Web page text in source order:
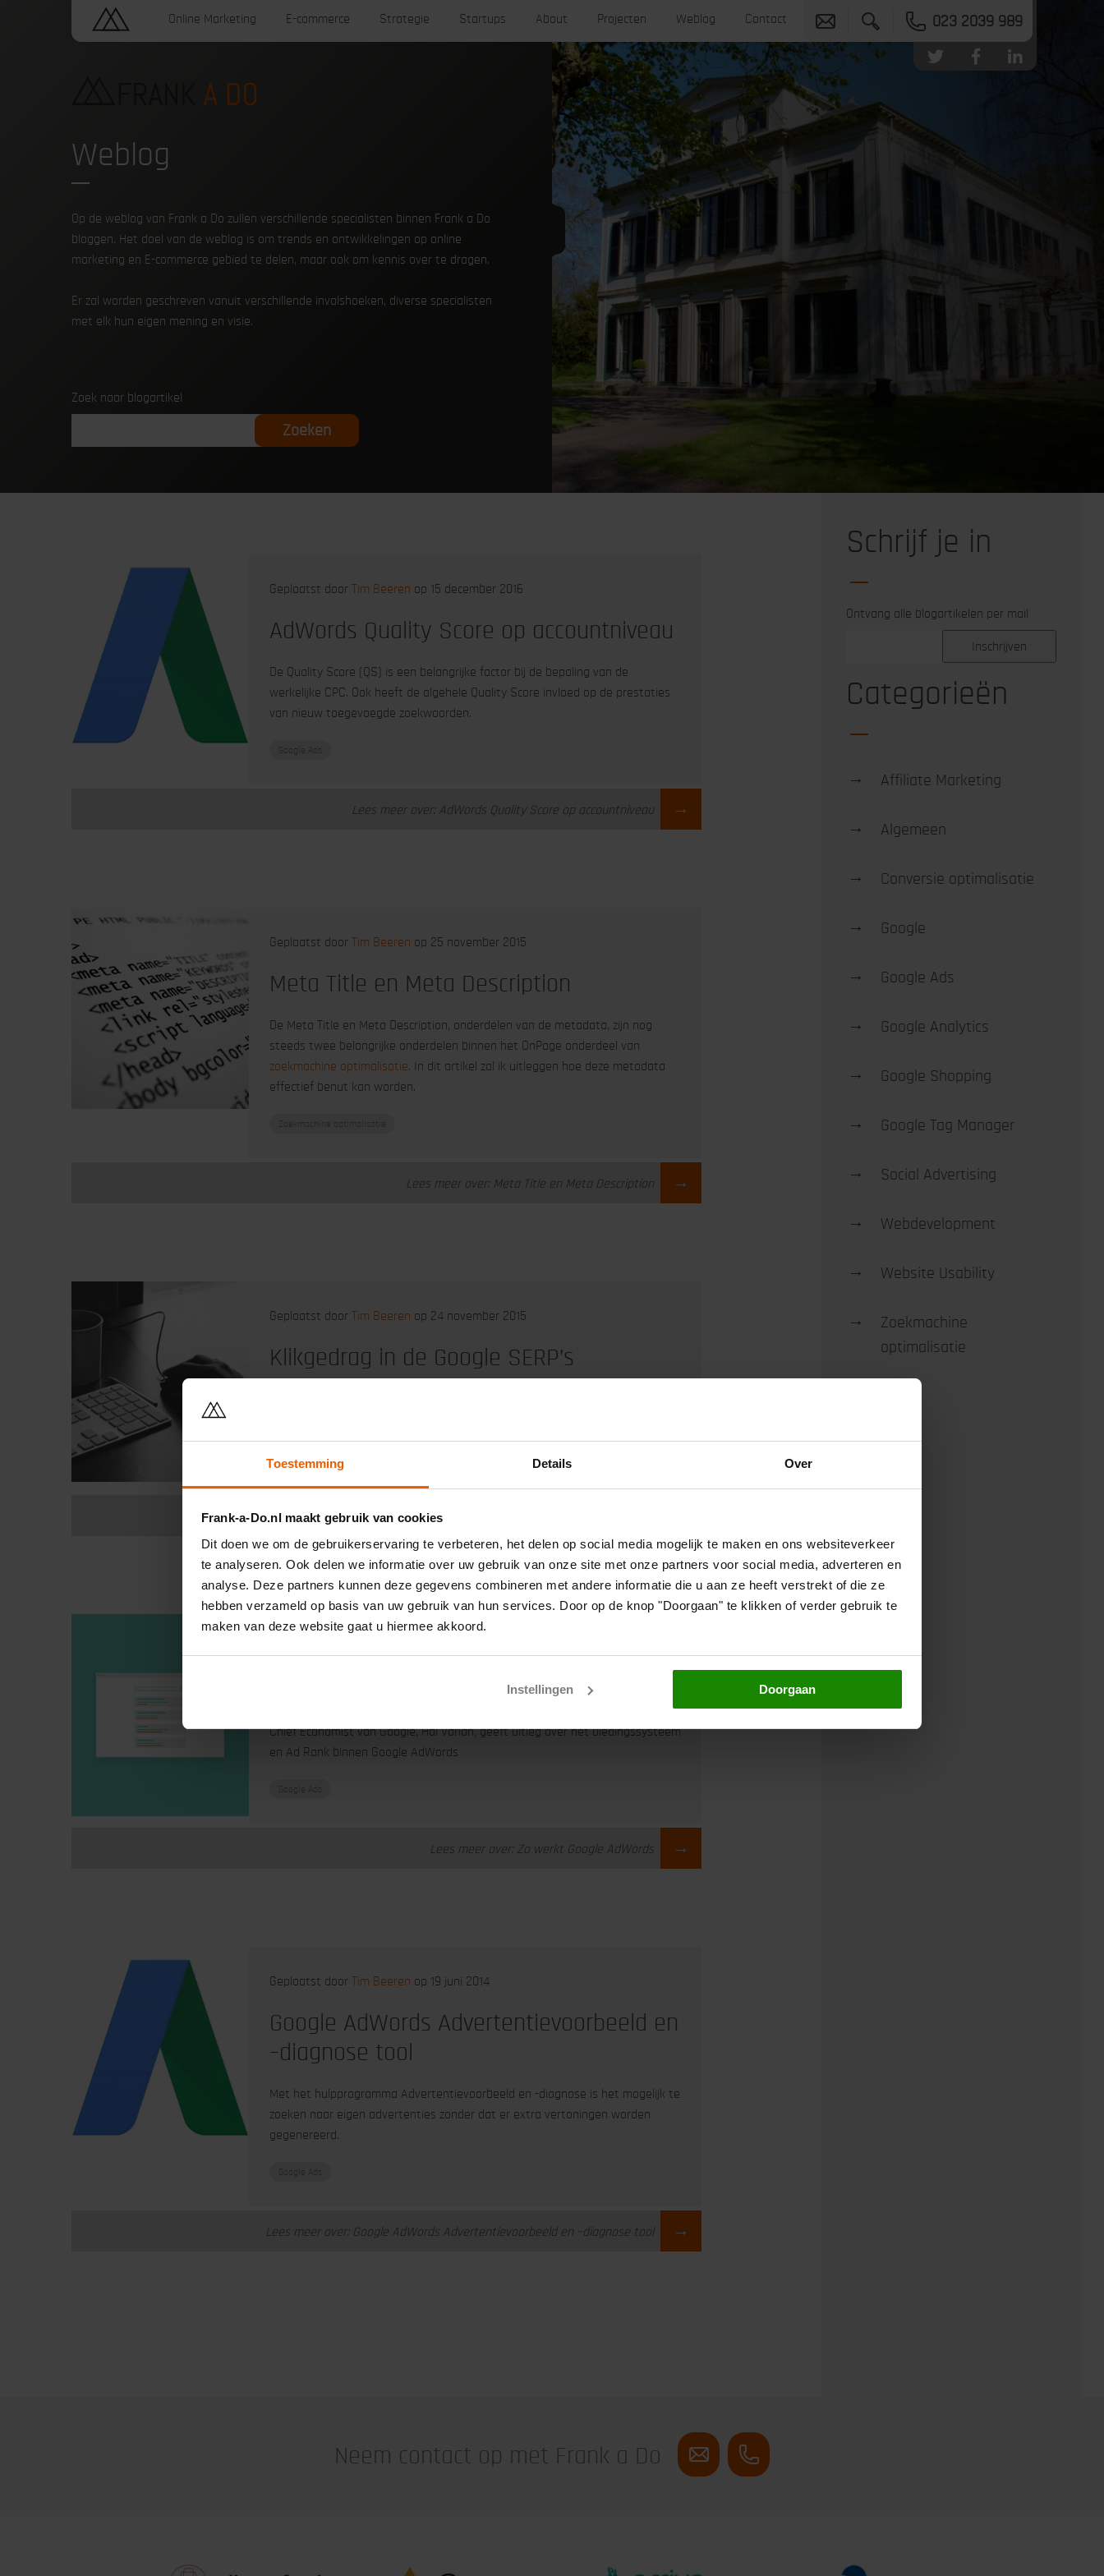
Toestemming Details Over
Frank-a-Do.nl maakt gebruik van cookies
Dit doen we om de gebruikerservaring te verbeteren, het delen op social media mogelijk te maken en ons websiteverkeer
te analyseren. Ook delen we informatie over uw gebruik van onze site met onze partners voor social media, adverteren en
analyse. Deze partners kunnen deze gegevens combineren met andere informatie die u aan ze heeft verstrekt of die ze
hebben verzameld op basis van uw gebruik van hun services. Door op de knop "Doorgaan" te klikken of verder gebruik te
maken van deze website gaat u hiermee akkoord.
Instellingen Doorgaan
Online Marketing E-commerce Strategie Startups About Projecten Weblog Contact 023 2039 989
Weblog
Op de weblog van Frank a Do zullen verschillende specialisten binnen Frank a Do
bloggen. Het doel van de weblog is om trends en ontwikkelingen op online
marketing en E-commerce gebied te delen, maar ook om kennis over te dragen.
Er zal worden geschreven vanuit verschillende invalshoeken, diverse specialisten
met elk hun eigen mening en visie.
Zoek naar blogartikel
Geplaatst door Tim Beeren op 15 december 2016
AdWords Quality Score op accountniveau
De Quality Score (QS) is een belangrijke factor bij de bepaling van de
werkelijke CPC. Ook heeft de algehele Quality Score invloed op de prestaties
van nieuw toegevoegde zoekwoorden.
Lees meer over: AdWords Quality Score op accountniveau →
Geplaatst door Tim Beeren op 25 november 2015
Meta Title en Meta Description
De Meta Title en Meta Description, onderdelen van de metadata, zijn nog
steeds twee belangrijke onderdelen binnen het OnPage onderdeel van
zoekmachine optimalisatie. In dit artikel zal ik uitleggen hoe deze metadata
effectief benut kan worden.
Lees meer over: Meta Title en Meta Description →
Geplaatst door Tim Beeren op 24 november 2015
Klikgedrag in de Google SERP’s
Lees meer over: Klikgedrag in de Google SERP’s
Zo werkt Google AdWords
Chief Economist van Google, Hal Varian, geeft uitleg over het biedingssysteem
en Ad Rank binnen Google AdWords
Lees meer over: Zo werkt Google AdWords →
Geplaatst door Tim Beeren op 19 juni 2014
Google AdWords Advertentievoorbeeld en
–diagnose tool
Met het hulpprogramma Advertentievoorbeeld en -diagnose is het mogelijk te
zoeken naar eigen advertenties zonder dat er extra vertoningen worden
gegenereerd.
Lees meer over: Google AdWords Advertentievoorbeeld en –diagnose tool →
Schrijf je in
Ontvang alle blogartikelen per mail
Categorieën
→ Affiliate Marketing
→ Algemeen
→ Conversie optimalisatie
→ Google
→ Google Ads
→ Google Analytics
→ Google Shopping
→ Google Tag Manager
→ Social Advertising
→ Webdevelopment
→ Website Usability
→
Zoekmachine
optimalisatie
Neem contact op met Frank a Do